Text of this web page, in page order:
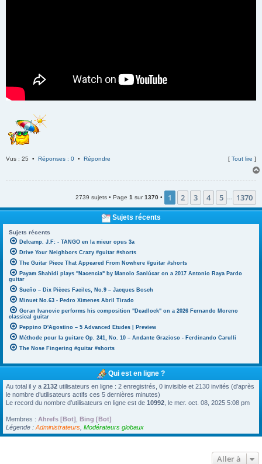
Vus : 25 • Réponses : 0 • Répondre [ Tout lire ]
2739 sujets • Page 1 sur1370 • 1 2 3 4 5 1370
Sujets récents
Sujets récents
Delcamp. J.F: - TANGO en la mieur opus 3a
Drive Your Neighbors Crazy #guitar #shorts
The Guitar Piece That Appeared From Nowhere #guitar #shorts
Payam Shahidi plays "Nacencia" by Manolo Sanlúcar on a 2017 Antonio Raya Pardo
guitar
Sueño – Dix Pièces Faciles, No.9 – Jacques Bosch
Minuet No.63 - Pedro Ximenes Abril Tirado
Goran Ivanovic performs his composition "Deadlock" on a 2026 Fernando Moreno
classical guitar
Peppino D'Agostino – 5 Advanced Etudes | Preview
Méthode pour la guitare Op. 241, No. 10 – Andante Grazioso - Ferdinando Carulli
The Nose Fingering #guitar #shorts
Qui est en ligne ?
Au total il y a 2132 utilisateurs en ligne : 2 enregistrés, 0 invisible et 2130 invités (d’après
le nombre d’utilisateurs actifs ces 5 dernières minutes)
Le record du nombre d’utilisateurs en ligne est de 10992 , le mer. oct. 08, 2025 5:08 pm
Membres : Ahrefs [Bot] Bing [Bot]
Légende : Administrateurs Modérateurs globaux
Aller à